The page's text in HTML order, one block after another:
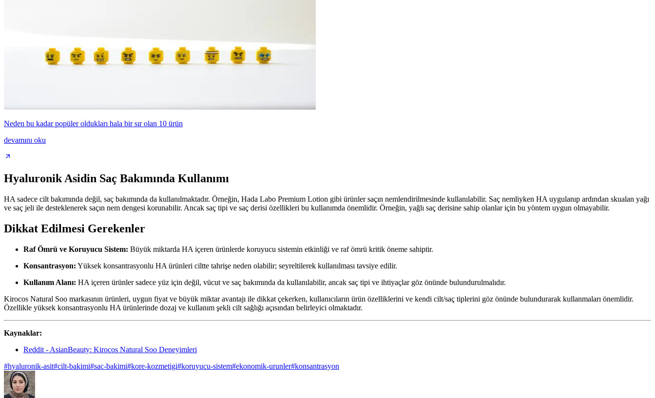
Neden bu kadar popüler oldukları hala bir sır olan 10 ürün
devamını oku
Hyaluronik Asidin Saç Bakımında Kullanımı
HA sadece cilt bakımında değil, saç bakımında da kullanılmaktadır. Örneğin, Hada Labo Premium Lotion gibi ürünler saçın nemlendirilmesinde kullanılabilir. Saç nemliyken HA uygulanıp ardından skualan yağı
ve saç jeli ile desteklenerek saçın nem dengesi korunabilir. Ancak saç tipi ve saç derisi özellikleri bu kullanımda önemlidir. Örneğin, yağlı saç derisine sahip olanlar için bu yöntem uygun olmayabilir.
Dikkat Edilmesi Gerekenler
Raf Ömrü ve Koruyucu Sistem: Büyük miktarda HA içeren ürünlerde koruyucu sistemin etkinliği ve raf ömrü kritik öneme sahiptir.
Konsantrasyon: Yüksek konsantrasyonlu HA ürünleri ciltte tahrişe neden olabilir; seyreltilerek kullanılması tavsiye edilir.
Kullanım Alanı: HA içeren ürünler sadece yüz için değil, vücut ve saç bakımında da kullanılabilir, ancak saç tipi ve ihtiyaçlar göz önünde bulundurulmalıdır.
Kirocos Natural Soo markasının ürünleri, uygun fiyat ve büyük miktar avantajı ile dikkat çekerken, kullanıcıların ürün özelliklerini ve kendi cilt/saç tiplerini göz önünde bulundurarak kullanmaları önemlidir.
Özellikle yüksek konsantrasyonlu HA ürünlerinde dozaj ve kullanım şekli cilt sağlığı açısından belirleyici olmaktadır.
Kaynaklar:
Reddit - AsianBeauty: Kirocos Natural Soo Deneyimleri
#hyaluronik-asit#cilt-bakimi#sac-bakimi#kore-kozmetigi#koruyucu-sistem#ekonomik-urunler#konsantrasyon